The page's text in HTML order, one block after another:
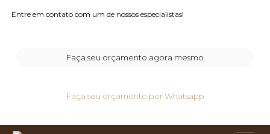
Entre em contato com um de nossos especialistas!
Faça seu orçamento agora mesmo
Faça seu orçamento por Whatsapp